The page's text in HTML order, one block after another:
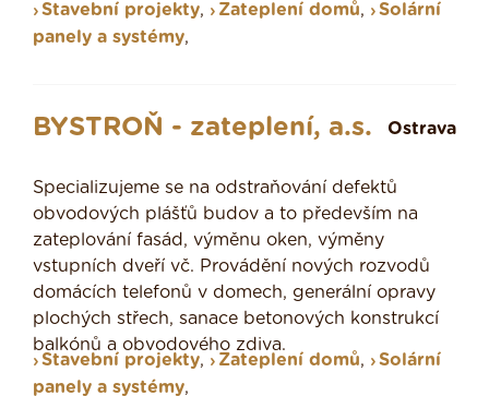
Stavební projekty, Zateplení domů,
Solární
panely a systémy,
BYSTROŇ - zateplení, a.s. Ostrava
Specializujeme se na odstraňování defektů
obvodových plášťů budov a to především na
zateplování fasád, výměnu oken, výměny
vstupních dveří vč. Provádění nových rozvodů
domácích telefonů v domech, generální opravy
plochých střech, sanace betonových konstrukcí
balkónů a obvodového zdiva.
Stavební projekty, Zateplení domů,
Solární
panely a systémy,